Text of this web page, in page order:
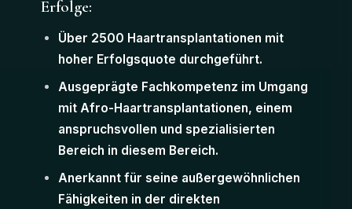
Erfolge:
Über 2500 Haartransplantationen mit
hoher Erfolgsquote durchgeführt.
Ausgeprägte Fachkompetenz im Umgang
mit Afro-Haartransplantationen, einem
anspruchsvollen und spezialisierten
Bereich in diesem Bereich.
Anerkannt für seine außergewöhnlichen
Fähigkeiten in der direkten